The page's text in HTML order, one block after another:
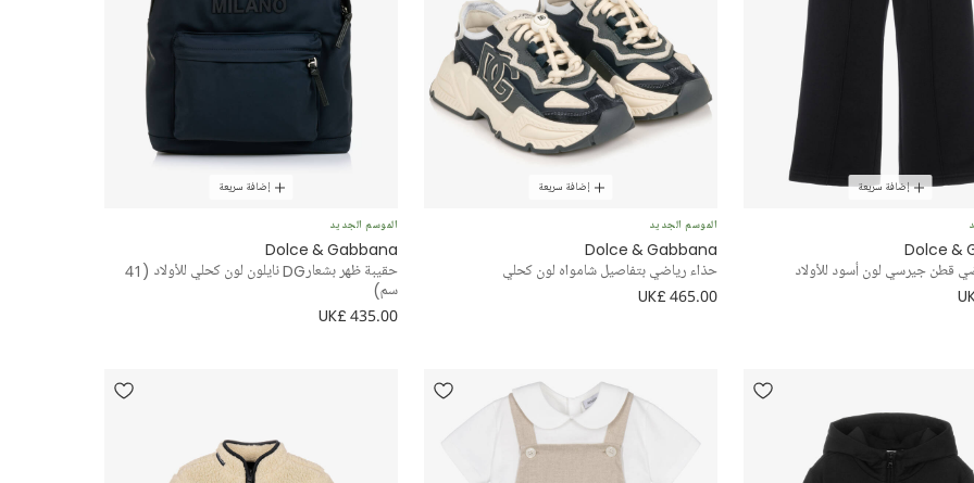
إضافة سريعة
Dolce &
قطن جيرسي لون أسود للأولاد
إضافة سريعة
الموسم الجديد
Dolce & Gabbana
حذاء رياضي بتفاصيل شامواه لون كحلي
UK£ 465.00
إضافة سريعة
الموسم الجديد
Dolce & Gabbana
حقيبة ظهر بشعارDG نايلون لون كحلي للأولاد (41
سم)
UK£ 435.00